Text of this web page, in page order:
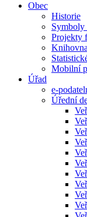
Obec
Historie
Symboly
Projekty
Knihovna
Mobilní
Úřad
e-
Úřední